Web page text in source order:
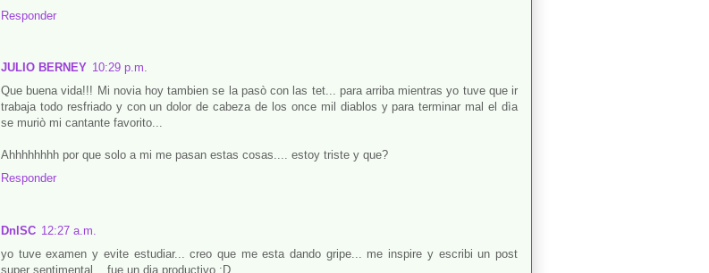
Responder
JULIO BERNEY 10:29 p.m.
Que buena vida!!! Mi novia hoy tambien se la pasò con las tet... para arriba mientras yo tuve que ir
trabaja todo resfriado y con un dolor de cabeza de los once mil diablos y para terminar mal el dìa
se muriò mi cantante favorito...
Ahhhhhhhh por que solo a mi me pasan estas cosas.... estoy triste y que?
Responder
DnlSC 12:27 a.m.
yo tuve examen y evite estudiar... creo que me esta dando gripe... me inspire y escribi un post
super sentimental... fue un dia productivo :D